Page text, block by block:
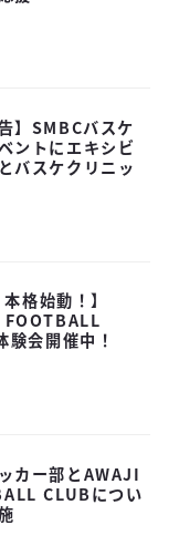
】SMBCバスケ
ントにエキシビ
バスケクリニッ
格始動！】
会開催中！
カー部とAWAJI
CLUBについ